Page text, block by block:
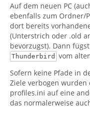
Auf dem neuen PC
ebenfalls zum Ordner/
dort bereits
(Unterstrich oder .old
bevorzugst). Dann
Thunderbird vom
Sofern keine Pfade in
Ziele verbogen wurden
profiles.ini auf eine
das normalerweise